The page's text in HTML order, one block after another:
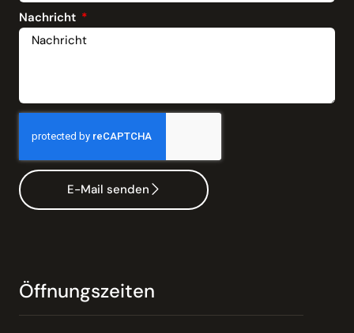
Nachricht
E-Mail senden
Öffnungszeiten